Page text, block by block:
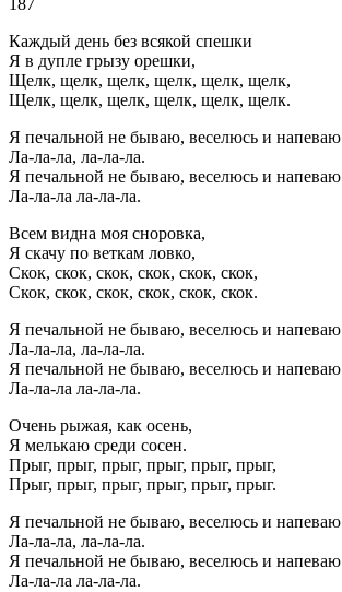
187
Каждый день без всякой спешки
Я в дупле грызу орешки,
Щелк, щелк, щелк, щелк, щелк, щелк,
Щелк, щелк, щелк, щелк, щелк, щелк.
Я печальной не бываю, веселюсь и напеваю
Ла-ла-ла, ла-ла-ла.
Я печальной не бываю, веселюсь и напеваю
Ла-ла-ла ла-ла-ла.
Всем видна моя сноровка,
Я скачу по веткам ловко,
Скок, скок, скок, скок, скок, скок,
Скок, скок, скок, скок, скок, скок.
Я печальной не бываю, веселюсь и напеваю
Ла-ла-ла, ла-ла-ла.
Я печальной не бываю, веселюсь и напеваю
Ла-ла-ла ла-ла-ла.
Очень рыжая, как осень,
Я мелькаю среди сосен.
Прыг, прыг, прыг, прыг, прыг, прыг,
Прыг, прыг, прыг, прыг, прыг, прыг.
Я печальной не бываю, веселюсь и напеваю
Ла-ла-ла, ла-ла-ла.
Я печальной не бываю, веселюсь и напеваю
Ла-ла-ла ла-ла-ла.